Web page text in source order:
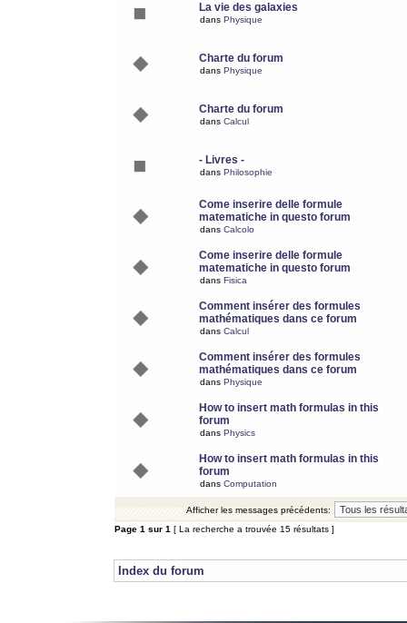
La vie des galaxies
dans Physique
Charte du forum
dans Physique
Charte du forum
dans Calcul
- Livres -
dans Philosophie
Come inserire delle formule
matematiche in questo forum
dans Calcolo
Come inserire delle formule
matematiche in questo forum
dans Fisica
Comment insérer des formules
mathématiques dans ce forum
dans Calcul
Comment insérer des formules
mathématiques dans ce forum
dans Physique
How to insert math formulas in this
forum
dans Physics
How to insert math formulas in this
forum
dans Computation
Afficher les messages précédents:
Page 1 sur 1 [ La recherche a trouvée 15 résultats ]
Index du forum